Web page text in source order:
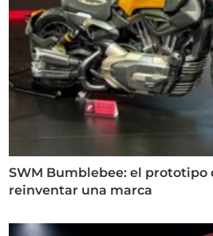
SWM Bumblebee: el prototipo
reinventar una marca